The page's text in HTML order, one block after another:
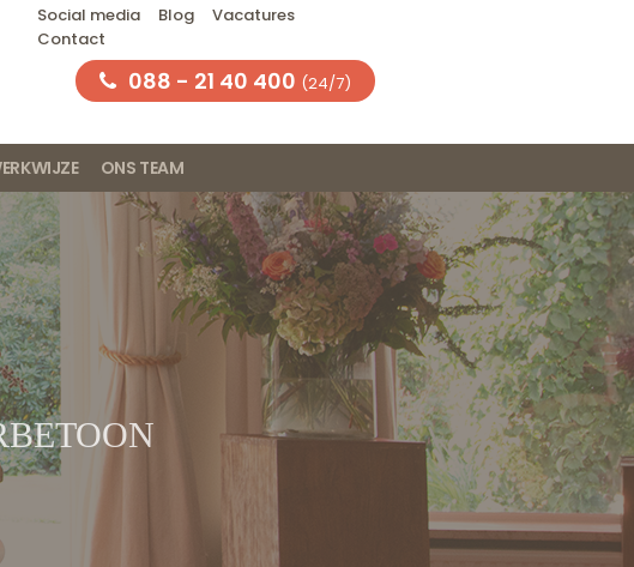
Social media Blog
Vacatures
Contact
088 - 21 40 400 (24/7)
ONS TEAM